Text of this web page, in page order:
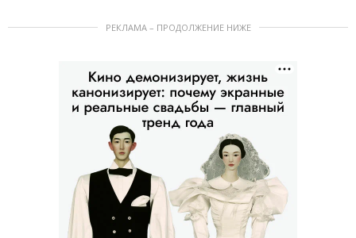
РЕКЛАМА – ПРОДОЛЖЕНИЕ НИЖЕ